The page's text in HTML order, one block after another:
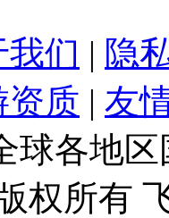
我们 | 隐
资质 | 友
球各地
权所有